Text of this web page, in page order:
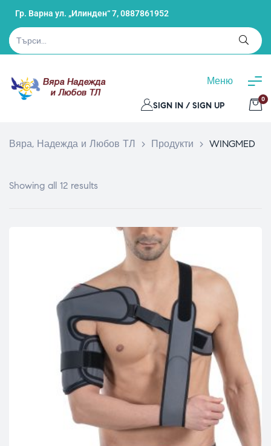
Гр. Варна ул. „Илинден“ 7,0887861952
Меню
SIGN IN / SIGN UP
0
Вяра, Надежда и Любов ТЛ > Продукти > WINGMED
Showing all 12 results